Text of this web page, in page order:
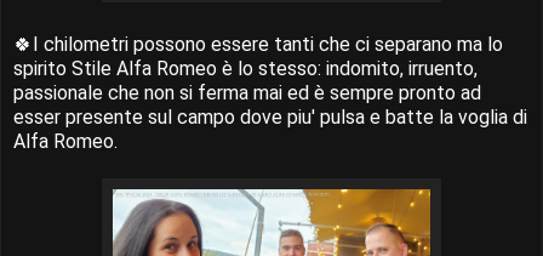
🍀I chilometri possono essere tanti che ci separano ma lo
spirito Stile Alfa Romeo è lo stesso: indomito, irruento,
passionale che non si ferma mai ed è sempre pronto ad
esser presente sul campo dove piu' pulsa e batte la voglia di
Alfa Romeo.